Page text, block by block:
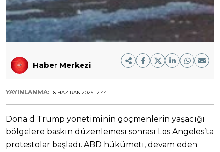
Haber Merkezi
YAYINLANMA: 8 HAZIRAN 2025 12:44
Donald Trump yönetiminin göçmenlerin yaşadığı
bölgelere baskın düzenlemesi sonrası Los Angeles’ta
protestolar başladı. ABD hükümeti, devam eden